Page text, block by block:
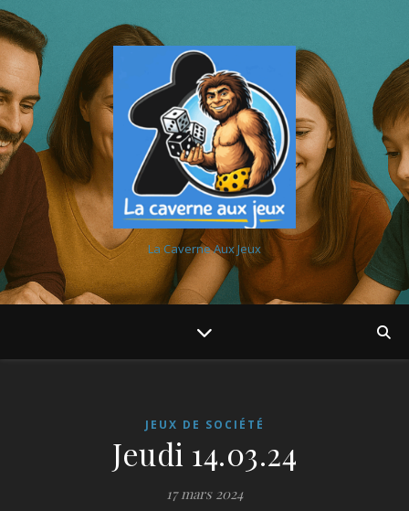
La Caverne Aux Jeux
JEUX DE SOCIÉTÉ
Jeudi 14.03.24
17 mars 2024